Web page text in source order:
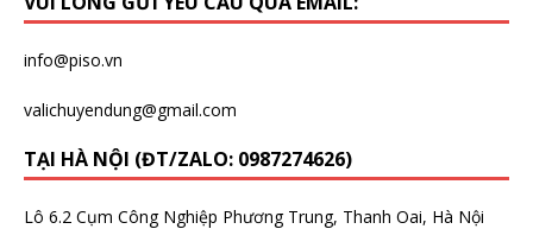
info@piso.vn
valichuyendung@gmail.com
TẠI HÀ NỘI (ĐT/ZALO: 0987274626)
Lô 6.2 Cụm Công Nghiệp Phương Trung, Thanh Oai, Hà Nội